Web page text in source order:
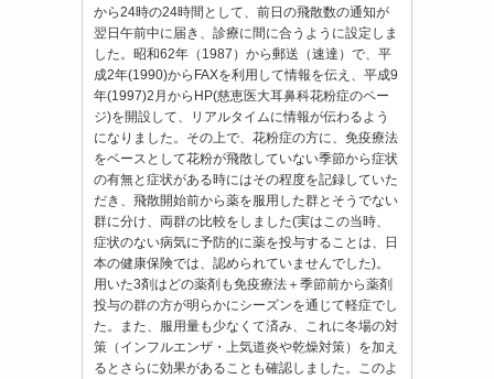
から24時の24時間として、前日の飛散数の通知が
翌日午前中に届き、診療に間に合うように設定しま
した。昭和62年（1987）から郵送（速達）で、平
成2年(1990)からFAXを利用して情報を伝え、平成9
年(1997)2月からHP(慈恵医大耳鼻科花粉症のペー
ジ)を開設して、リアルタイムに情報が伝わるよう
になりました。その上で、花粉症の方に、免疫療法
をベースとして花粉が飛散していない季節から症状
の有無と症状がある時にはその程度を記録していた
だき、飛散開始前から薬を服用した群とそうでない
群に分け、両群の比較をしました(実はこの当時、
症状のない病気に予防的に薬を投与することは、日
本の健康保険では、認められていませんでした)。
用いた3剤はどの薬剤も免疫療法＋季節前から薬剤
投与の群の方が明らかにシーズンを通じて軽症でし
た。また、服用量も少なくて済み、これに冬場の対
策（インフルエンザ・上気道炎や乾燥対策）を加え
るとさらに効果があることも確認しました。このよ